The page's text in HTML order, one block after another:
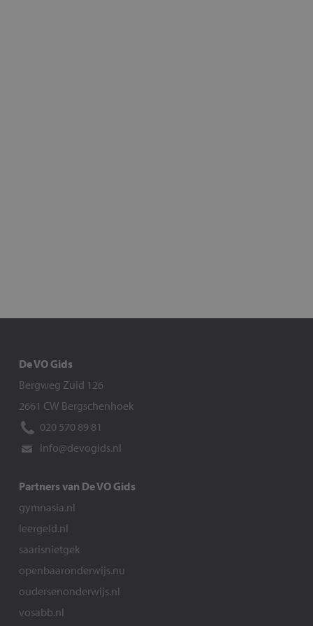
De VO Gids
Bergweg Zuid 126
2661 CW Bergschenhoek
020 570 89 81
info@devogids.nl
Partners van De VO Gids
gymnasia.nl
leergeld.nl
saarisnietgek
openbaaronderwijs.nu
oudersenonderwijs.nl
vosabb.nl